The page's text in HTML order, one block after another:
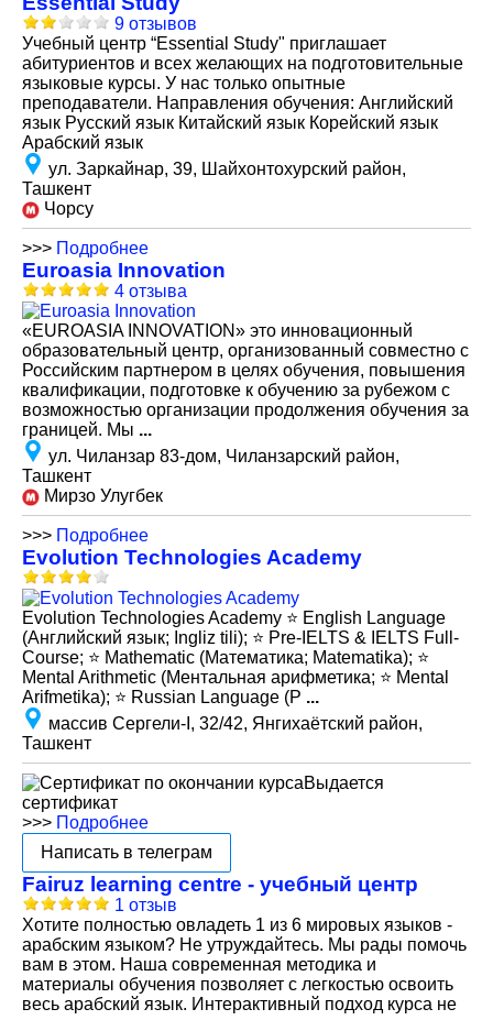
9 отзывов
Учебный центр “Essential Study" приглашает
абитуриентов и всех желающих на подготовительные
языковые курсы. У нас только опытные
преподаватели. Направления обучения: Английский
язык Русский язык Китайский язык Корейский язык
Арабский язык
ул. Заркайнар, 39, Шайхонтохурский район,
Ташкент
Чорсу
>>> Подробнее
Euroasia Innovation
4 отзыва
«EUROASIA INNOVATION» это инновационный
образовательный центр, организованный совместно с
Российским партнером в целях обучения, повышения
квалификации, подготовке к обучению за рубежом с
возможностью организации продолжения обучения за
границей. Мы ...
ул. Чиланзар 83-дом, Чиланзарский район,
Ташкент
Мирзо Улугбек
>>> Подробнее
Evolution Technologies Academy
Evolution Technologies Academy ⭐️ English Language
(Английский язык; Ingliz tili); ⭐️ Pre-IELTS & IELTS Full-
Course; ⭐️ Mathematic (Математика; Matematika); ⭐️
Mental Arithmetic (Ментальная арифметика; ⭐️ Mental
Arifmetika); ⭐️ Russian Language (Р ...
массив Сергели-I, 32/42, Янгихаётский район,
Ташкент
Выдается
сертификат
>>> Подробнее
Написать в телеграм
Fairuz learning centre - учебный центр
1 отзыв
Хотите полностью овладеть 1 из 6 мировых языков -
арабским языком? Не утруждайтесь. Мы рады помочь
вам в этом. Наша современная методика и
материалы обучения позволяет с легкостью освоить
весь арабский язык. Интерактивный подход курса не